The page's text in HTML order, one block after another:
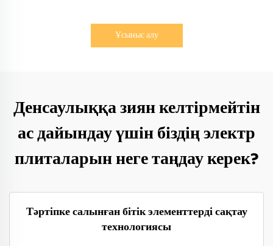
Ұсыныс алу
Денсаулыққа зиян келтірмейтін
ас дайындау үшін біздің электр
плиталарын неге таңдау керек?
Тәртіпке салынған бітік элементтерді сақтау
технологиясы